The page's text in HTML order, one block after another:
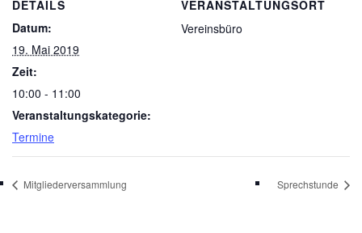
DETAILS
Datum:
19. Mai 2019
Zeit:
10:00 - 11:00
Veranstaltungskategorie:
Termine
VERANSTALTUNGSORT
Vereinsbüro
Mitgliederversammlung Sprechstunde